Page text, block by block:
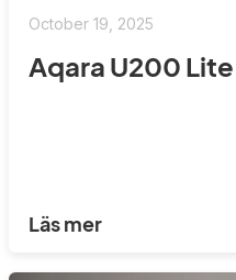
October 19, 2025
Aqara U200 Lite
Läs mer